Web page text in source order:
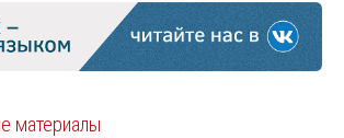
материалы